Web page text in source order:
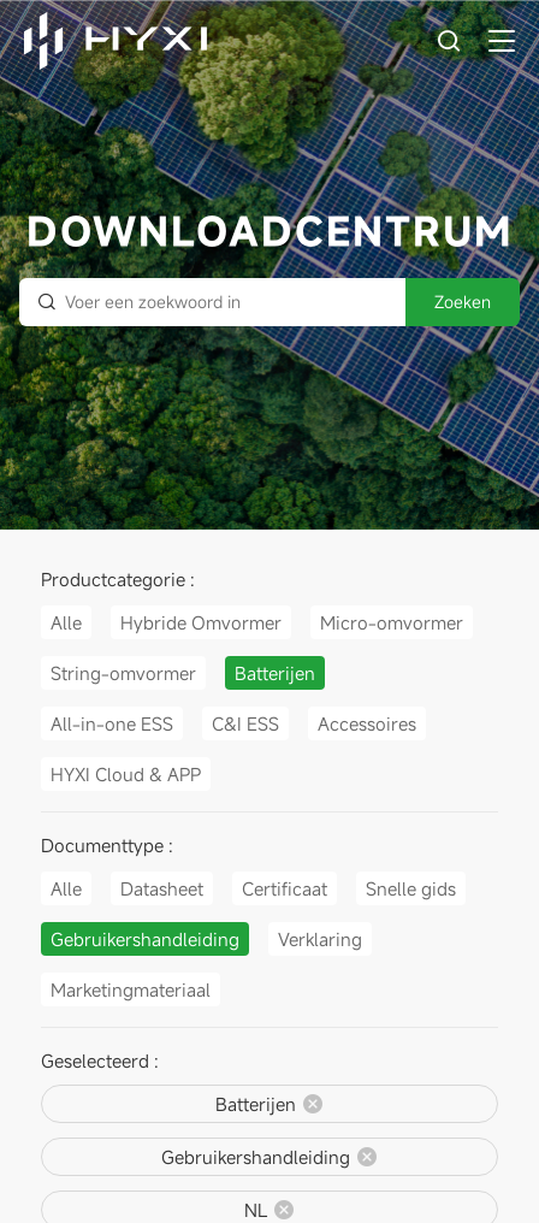
DOWNLOADCENTRUM
Zoeken
Productcategorie :
Alle
Hybride Omvormer Micro-omvormer
String-omvormer Batterijen
All-in-one ESS C&I ESS Accessoires
HYXI Cloud & APP
Documenttype :
Alle
Datasheet Certificaat Snelle gids
Gebruikershandleiding Verklaring
Marketingmateriaal
Geselecteerd :
Batterijen
Gebruikershandleiding
NL